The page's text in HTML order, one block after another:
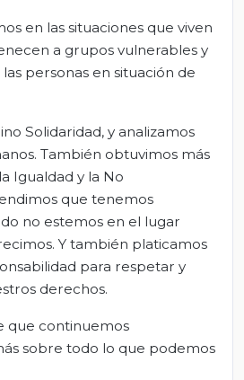
en las situaciones que viven
a grupos vulnerables y
personas en situación de
Solidaridad, y analizamos
También obtuvimos más
Igualdad y la No
que tenemos
no estemos en el lugar
Y también platicamos
para respetar y
derechos.
que continuemos
sobre todo lo que podemos